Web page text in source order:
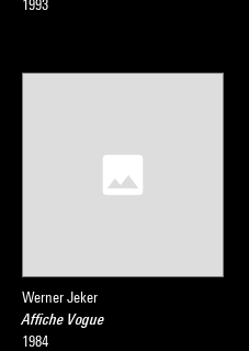
1993
Werner Jeker
Affiche Vogue
1984